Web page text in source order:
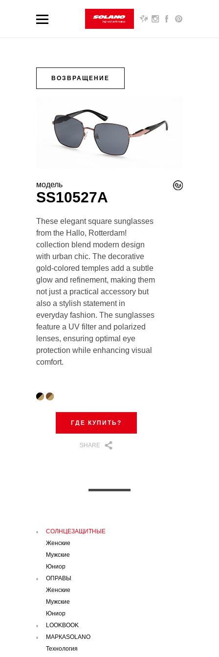
ВОЗВРАЩЕНИЕ
модель
SS10527A
These elegant square sunglasses
from the Hallo, Rotterdam!
collection blend modern design
with urban chic. The decorative
gold-colored temples add a subtle
glow and refinement, making them
not just a practical accessory but
also a stylish statement in
everyday fashion. The sunglasses
feature a UV filter and polarized
lenses, ensuring optimal eye
protection while enhancing visual
comfort.
ГДЕ КУПИТЬ?
SHARE
СОЛНЦЕЗАЩИТНЫЕ
Женские
Мужские
Юниор
ОПРАВЫ
Женские
Мужские
Юниор
LOOKBOOK
МАРКАSOLANO
Технология